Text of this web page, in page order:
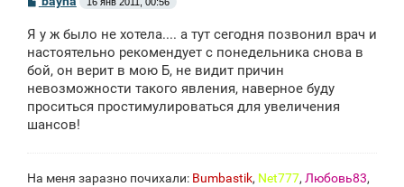
б
щ
н
и
Я у ж было не хотела.... а тут сегодня позвонил врач и
настоятельно рекомендует с понедельника снова в
бой, он верит в мою Б, не видит причин
невозможности такого явления, наверное буду
проситься простимулироваться для увеличения
шансов!
На меня заразно почихали: Bumbastik, Net777, Любовь83,